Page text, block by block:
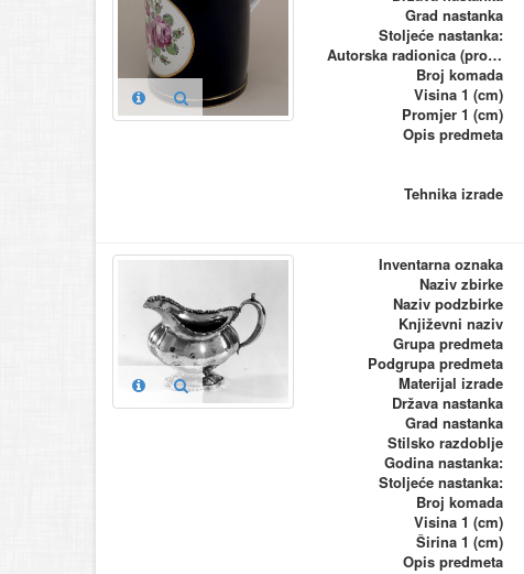
Grad nastanka
Stoljeće nastanka:
Autorska radionica (proizvođač)
Broj komada
Visina 1 (cm)
Promjer 1 (cm)
Opis predmeta
Tehnika izrade
Inventarna oznaka
Naziv zbirke
Naziv podzbirke
Književni naziv
Grupa predmeta
Podgrupa predmeta
Materijal izrade
Država nastanka
Grad nastanka
Stilsko razdoblje
Godina nastanka:
Stoljeće nastanka:
Broj komada
Visina 1 (cm)
Širina 1 (cm)
Opis predmeta